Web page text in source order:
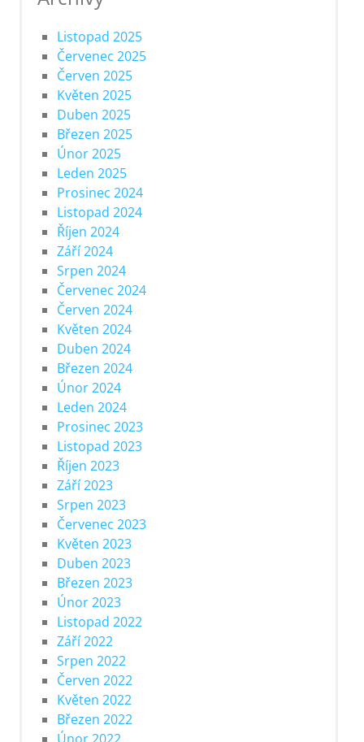
Listopad 2025
Červenec 2025
Červen 2025
Květen 2025
Duben 2025
Březen 2025
Únor 2025
Leden 2025
Prosinec 2024
Listopad 2024
Říjen 2024
Září 2024
Srpen 2024
Červenec 2024
Červen 2024
Květen 2024
Duben 2024
Březen 2024
Únor 2024
Leden 2024
Prosinec 2023
Listopad 2023
Říjen 2023
Září 2023
Srpen 2023
Červenec 2023
Květen 2023
Duben 2023
Březen 2023
Únor 2023
Listopad 2022
Září 2022
Srpen 2022
Červen 2022
Květen 2022
Březen 2022